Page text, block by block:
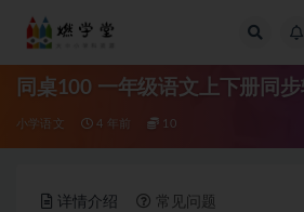
同桌100 一年级语文上下册同
小学语文 4 年前 10
详情介绍 常见问题